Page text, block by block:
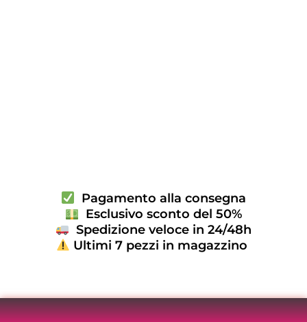
Pagamento alla consegna
Esclusivo sconto del 50%
Spedizione veloce in 24/48h
Ultimi 7 pezzi in magazzino